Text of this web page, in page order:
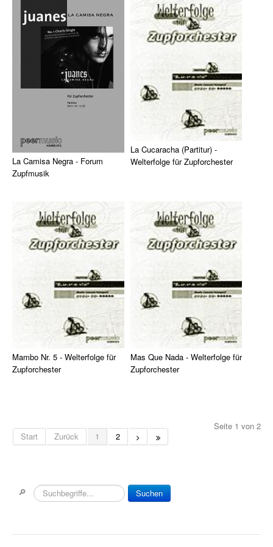
Die Sevcik-Methode
Viola / Bratsche
Nur Für Anfänger
Essential Elements
Peermusic
Einzelausgaben
Spielmaterial div. Instrumente
Ensemble Spielmaterial
Musikverlag Hildner
DVDs
Klavier & Keyboard
Inhalt: Deck the ...
Zupforchester. Par ...
La Camisa Negra - Forum
Zupfmusik
'Forum Zupfmusik' ist eine
Reihe mit neuen Werken für
Zupfi ...
La Cucaracha (Partitur) -
Welterfolge für Zupforchester
Volkslied im Arrangement für
Zupforche ...
Mambo Nr. 5 - Welterfolge für
Zupforchester
Mas Que Nada - Welterfolge für
Zupforchester
Seite 1 von 2
Start
Zurück 1 2
🔎 Suchen